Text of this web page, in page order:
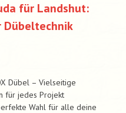
für Landshut:
Dübeltechnik
Dübel – Vielseitige
für jedes Projekt
Wahl für alle deine